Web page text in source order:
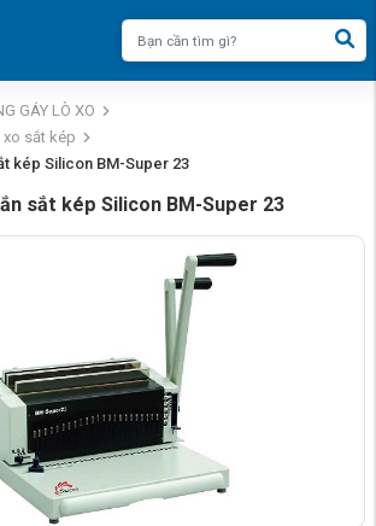
GÁY LÒ XO
sắt kép
kép Silicon BM-Super 23
sắt kép Silicon BM-Super 23